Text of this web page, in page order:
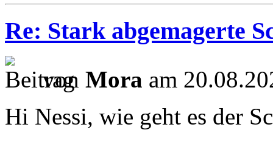
Re: Stark abgemagerte
von Mora am
Hi Nessi, wie geht es der